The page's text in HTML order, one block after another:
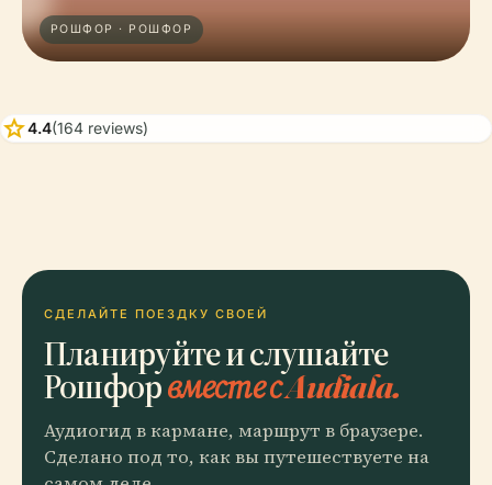
РОШФОР · РОШФОР
star4.4(164 reviews)
СДЕЛАЙТЕ ПОЕЗДКУ СВОЕЙ
Планируйте и слушайте
Рошфорвместе с Audiala.
Аудиогид в кармане, маршрут в браузере.
Сделано под то, как вы путешествуете на